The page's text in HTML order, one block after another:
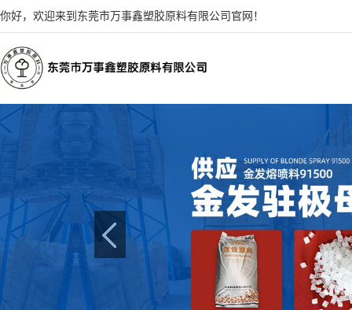
你好，欢迎来到东莞市万事鑫塑胶原料有限公司官网！